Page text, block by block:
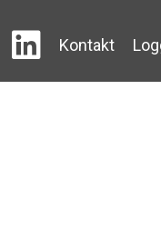
FacebookLinkedIn
Kontakt